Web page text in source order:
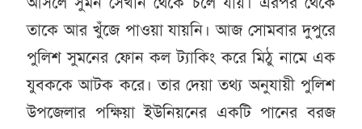
তাকে আর খুঁজে পাওয়া যায়নি। আজ সোমবার দুপুরে
পুলিশ সুমনের ফোন কল ট্যাকিং করে মিঠু নামে এক
যুবককে আটক করে। তার দেয়া তথ্য অনুযায়ী পুলিশ
উপজেলার পক্ষিয়া ইউনিয়নের একটি পানের বরজ